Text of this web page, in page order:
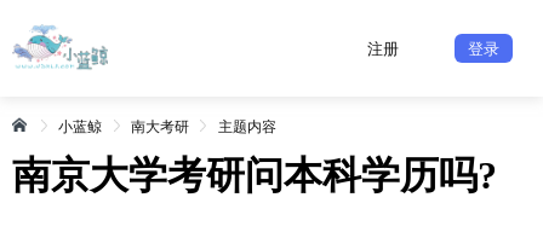
注册 登录
小蓝鲸 南大考研 主题内容
南京大学考研问本科学历吗?